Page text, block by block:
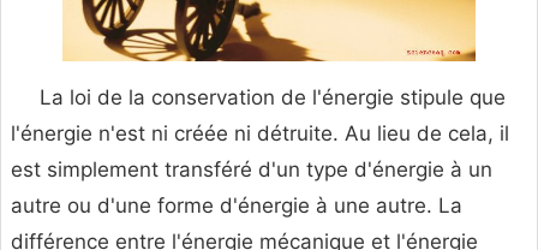
La loi de la conservation de l'énergie stipule que
l'énergie n'est ni créée ni détruite. Au lieu de cela, il
est simplement transféré d'un type d'énergie à un
autre ou d'une forme d'énergie à une autre. La
différence entre l'énergie mécanique et l'énergie